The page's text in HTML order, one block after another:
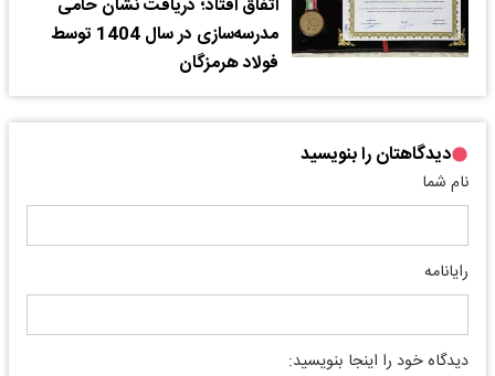
اتفاق افتاد؛ دریافت نشان حامی
مدرسه‌سازی در سال 1404 توسط
فولاد هرمزگان
دیدگاهتان را بنویسید
نام شما
رایانامه
دیدگاه خود را اینجا بنویسید: